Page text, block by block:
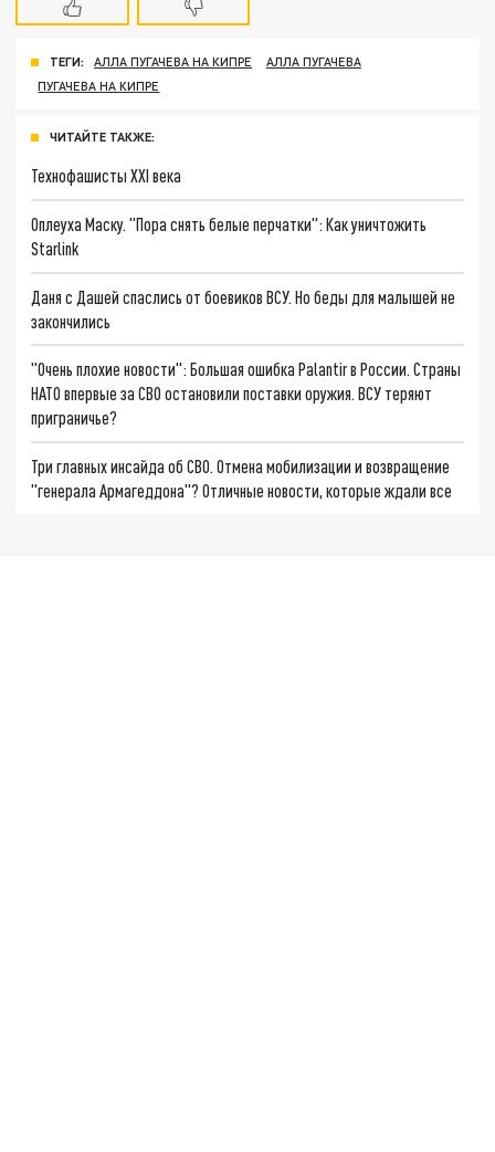
ТЕГИ: АЛЛА ПУГАЧЕВА НА КИПРЕ
АЛЛА ПУГАЧЕВА
ПУГАЧЕВА НА КИПРЕ
ЧИТАЙТЕ ТАКЖЕ:
Технофашисты XXI века
Оплеуха Маску. "Пора снять белые перчатки": Как уничтожить
Starlink
Даня с Дашей спаслись от боевиков ВСУ. Но беды для малышей не
закончились
"Очень плохие новости": Большая ошибка Palantir в России. Страны
НАТО впервые за СВО остановили поставки оружия. ВСУ теряют
приграничье?
Три главных инсайда об СВО. Отмена мобилизации и возвращение
"генерала Армагеддона"? Отличные новости, которые ждали все